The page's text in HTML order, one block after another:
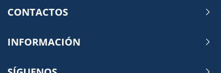
CONTACTOS
INFORMACIÓN